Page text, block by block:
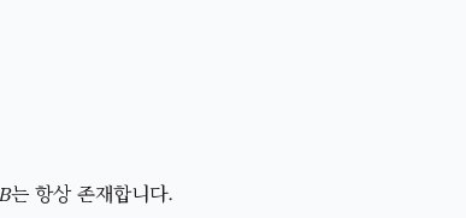
B는 항상 존재합니다.